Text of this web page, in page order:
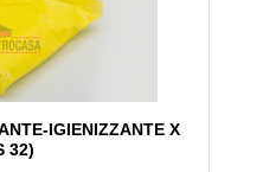
IGIENIZZANTE X
32)